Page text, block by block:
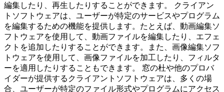
編集したり、再生したりすることができます。 クライアン
トソフトウェアは、ユーザーが特定のサービスやプログラム
を編集するための機能を提供します。たとえば、動画編集ソ
フトウェアを使用して、動画ファイルを編集したり、エフェ
クトを追加したりすることができます。また、画像編集ソフ
トウェアを使用して、画像ファイルを加工したり、フィルタ
ーを適用したりすることもできます。 窓の杜や他のプロバ
イダーが提供するクライアントソフトウェアは、多くの場
合、ユーザーが特定のファイル形式やプログラムにアクセス